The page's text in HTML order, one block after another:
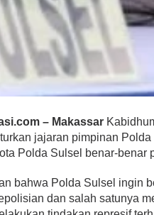
– Makassar
jajaran pimpinan
Polda Sulsel benar-benar
bahwa Polda Sulsel ingin
dan salah satunya